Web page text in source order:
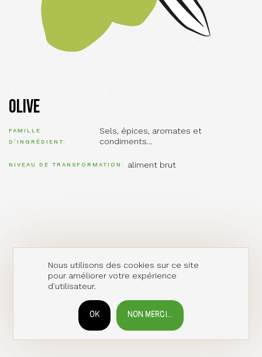
Olive
FAMILLE
D’INGRÉDIENT
Sels, épices, aromates et
condiments...
NIVEAU DE TRANSFORMATION aliment brut
Nous utilisons des cookies sur ce site
pour améliorer votre expérience
d'utilisateur.
NON MERCI...
OK
RETIRER LE CONSENTEMENT